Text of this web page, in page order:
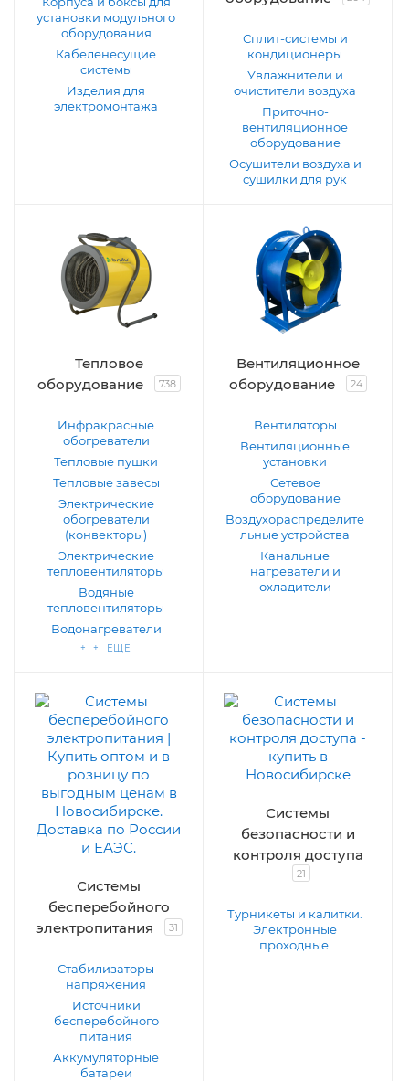
установки модульного
оборудования
Кабеленесущие
системы
Изделия для
электромонтажа
Сплит-системы и
кондиционеры
Увлажнители и
очистители воздуха
Приточно-
вентиляционное
оборудование
Осушители воздуха и
сушилки для рук
Тепловое
оборудование
738
Инфракрасные
обогреватели
Тепловые пушки
Тепловые завесы
Электрические
обогреватели
(конвекторы)
Электрические
тепловентиляторы
Водяные
тепловентиляторы
Водонагреватели
+ + ЕЩЕ
Вентиляционное
оборудование
24
Вентиляторы
Вентиляционные
установки
Сетевое
оборудование
Воздухораспределите
льные устройства
Канальные
нагреватели и
охладители
Системы
бесперебойного
электропитания
31
Стабилизаторы
напряжения
Источники
бесперебойного
питания
Аккумуляторные
батареи
Системы
безопасности и
контроля доступа
21
Турникеты и калитки.
Электронные
проходные.